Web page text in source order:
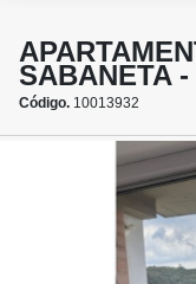
SABANETA
Código. 10013932